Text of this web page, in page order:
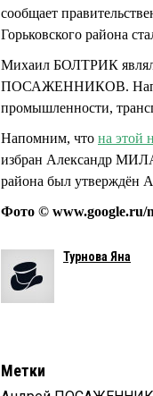
сообщает
Горьковского района
Михаил БОЛТРИК
ПОСАЖЕННИКОВ.
промышленности,
Напомним, что на этой
избран Александр
района был
Фото © www.google.ru/
Турнова Яна
Метки